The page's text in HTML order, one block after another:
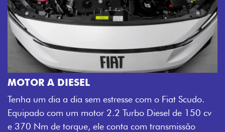
MOTOR A DIESEL
Tenha um dia a dia sem estresse com o Fiat Scudo.
Equipado com um motor 2.2 Turbo Diesel de 150 cv
e 370 Nm de torque, ele conta com transmissão